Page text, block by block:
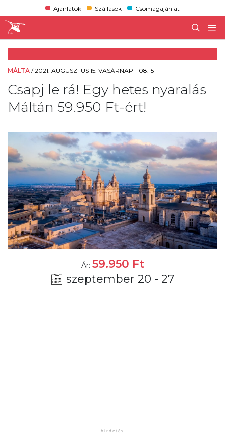
Ajánlatok Szállások Csomagajánlat
MÁLTA /2021. AUGUSZTUS 15. VASÁRNAP - 08:15
Csapj le rá! Egy hetes nyaralás
Máltán 59.950 Ft-ért!
Ár: 59.950 Ft
szeptember 20 - 27